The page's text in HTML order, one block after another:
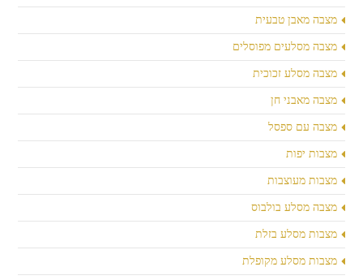
מצבה מאבן טבעית
מצבה מסלעים מפוסלים
מצבה מסלע זכוכית
מצבה מאבני חן
מצבה עם ספסל
מצבות יפות
מצבות מעוצבות
מצבה מסלע בולבוס
מצבות מסלע בזלת
מצבות מסלע מקופלת